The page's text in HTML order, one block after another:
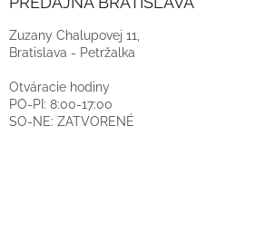
Zuzany Chalupovej 11,
Bratislava - Petržalka
Otváracie hodiny
PO-PI: 8:00-17:00
SO-NE: ZATVORENÉ